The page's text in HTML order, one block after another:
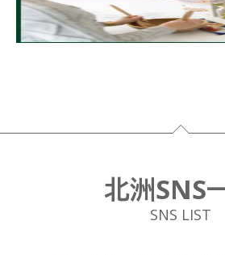
フッター
北洲SNS
SNS LIST